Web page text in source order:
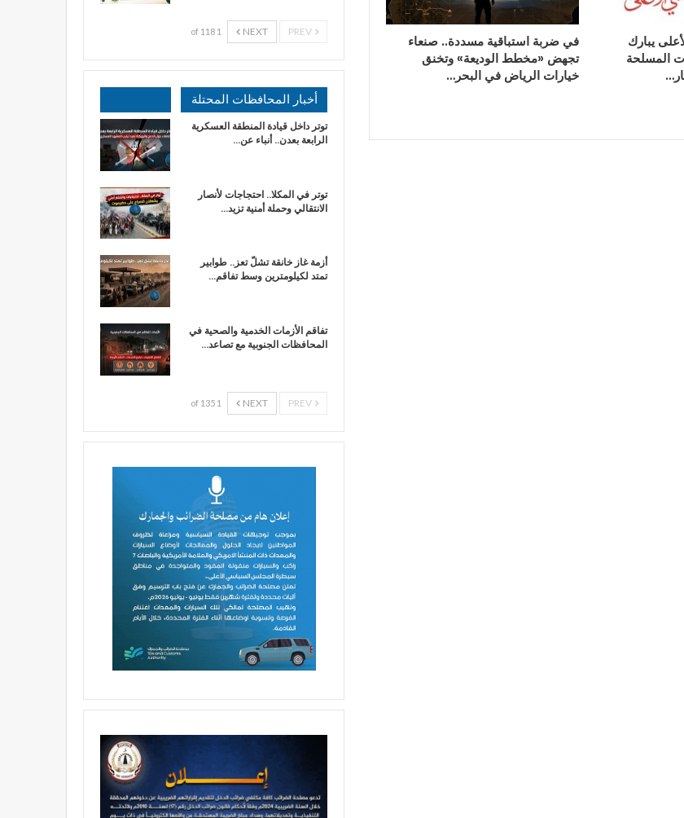
يبارك
المسلحة
في ضربة استباقية مسددة.. صنعاء
تجهض «مخطط الوديعة» وتخنق
خيارات الرياض في البحر…
NEXT
1 of 118
أخبار المحافظات المحتلة
توتر داخل قيادة المنطقة العسكرية
الرابعة بعدن.. أنباء عن…
توتر في المكلا.. احتجاجات لأنصار
الانتقالي وحملة أمنية تزيد…
أزمة غاز خانقة تشلّ تعز.. طوابير
تمتد لكيلومترين وسط تفاقم…
تفاقم الأزمات الخدمية والصحية في
المحافظات الجنوبية مع تصاعد…
NEXT
1 of 135